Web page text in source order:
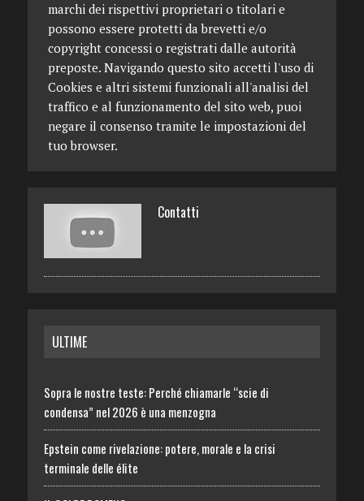
marchi dei rispettivi proprietari o titolari e
possono essere protetti da brevetti e/o
copyright concessi o registrati dalle autorità
preposte. Navigando questo sito accetti l'uso di
Cookies e altri sistemi funzionali all'analisi del
traffico e al funzionamento del sito web, puoi
negare il consenso tramite le impostazioni del
tuo browser.
Contatti
ULTIME
Sopra le nostre teste: Perché chiamarle “scie di
condensa” nel 2026 è una menzogna
Epstein come rivelazione: potere, morale e la crisi
terminale delle élite